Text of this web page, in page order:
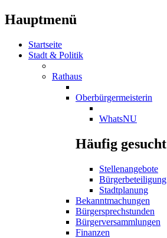
Hauptmenü
Startseite
Stadt & Politik
Rathaus
Oberbürgermeisterin
WhatsNU
Häufig gesucht
Stellenangebote
Bürgerbeteiligung
Stadtplanung
Bekanntmachungen
Bürgersprechstunden
Bürgerversammlungen
Finanzen